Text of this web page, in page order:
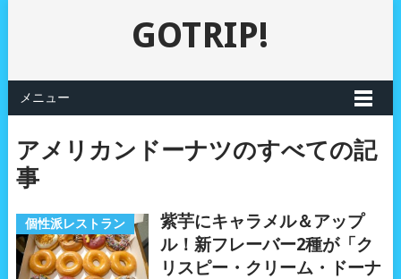
GOTRIP!
メニュー
アメリカンドーナツのすべての記
事
個性派レストラン
紫芋にキャラメル＆アップ
ル！新フレーバー2種が「ク
リスピー・クリーム・ドーナ